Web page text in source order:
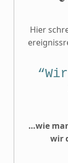
Hier
…wie
wir